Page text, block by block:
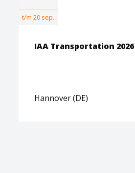
t/m 20 sep.
IAA Transportation 2026
Hannover (DE)